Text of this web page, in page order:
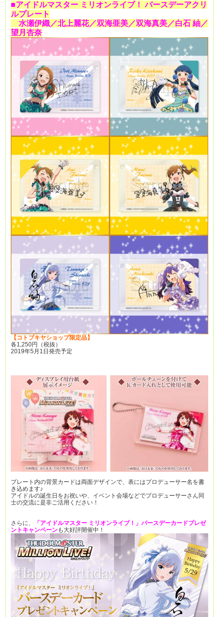
■アイドルマスター ミリオンライブ！バースデーアクリ
ルプレート
水瀬伊織／北上麗花／双海亜美／双海真美／白石 紬／
望月杏奈
【コトブキヤショップ限定品】
各1,250円（税抜）
2019年5月1日発売予定
プレート内の背景カードは両面デザインで、表にはプロデューサー名を書
き込めます♪
アイドルの誕生日をお祝いや、イベント会場などでプロデューサーさん同
士の交流に是非ご活用ください！
さらに、 「アイドルマスター ミリオンライブ！」バースデーカードプレゼ
ントキャンペーンも大好評開催中！